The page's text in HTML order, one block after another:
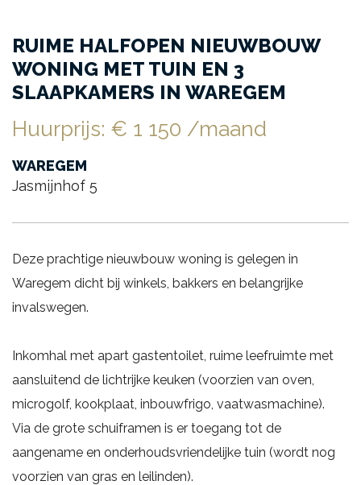
RUIME HALFOPEN NIEUWBOUW
WONING MET TUIN EN 3
SLAAPKAMERS IN WAREGEM
Huurprijs: € 1 150 /maand
WAREGEM
Jasmijnhof 5
Deze prachtige nieuwbouw woning is gelegen in
Waregem dicht bij winkels, bakkers en belangrijke
invalswegen.
Inkomhal met apart gastentoilet, ruime leefruimte met
aansluitend de lichtrijke keuken (voorzien van oven,
microgolf, kookplaat, inbouwfrigo, vaatwasmachine).
Via de grote schuiframen is er toegang tot de
aangename en onderhoudsvriendelijke tuin (wordt nog
voorzien van gras en leilinden).